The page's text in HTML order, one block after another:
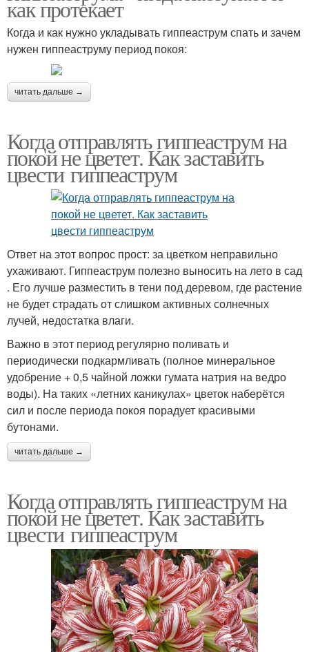
как протекает
Когда и как нужно укладывать гиппеаструм спать и зачем
нужен гиппеаструму период покоя:
читать дальше →
Когда отправлять гиппеаструм на
покой не цветет. Как заставить
цвести гиппеаструм
Ответ на этот вопрос прост: за цветком неправильно
ухаживают. Гиппеаструм полезно выносить на лето в сад
. Его лучше разместить в тени под деревом, где растение
не будет страдать от слишком активных солнечных
лучей, недостатка влаги.
Важно в этот период регулярно поливать и
периодически подкармливать (полное минеральное
удобрение + 0,5 чайной ложки гумата натрия на ведро
воды). На таких «летних каникулах» цветок наберётся
сил и после периода покоя порадует красивыми
бутонами.
читать дальше →
Когда отправлять гиппеаструм на
покой не цветет. Как заставить
цвести гиппеаструм